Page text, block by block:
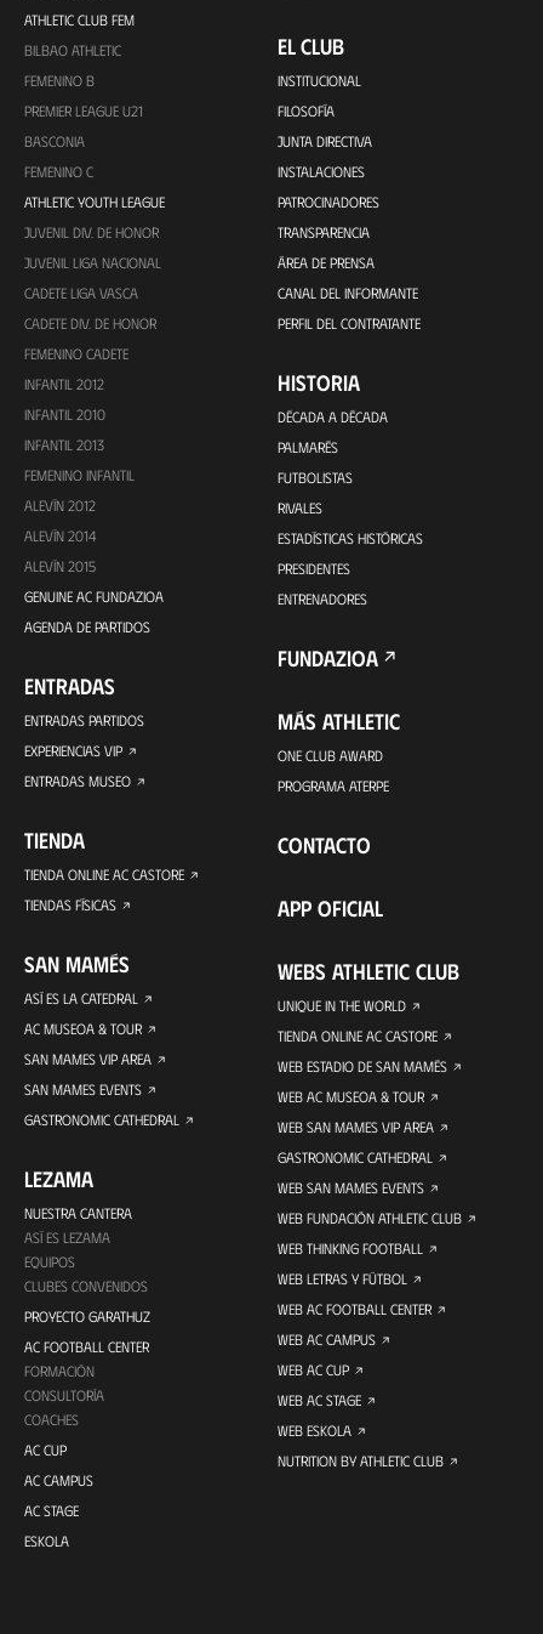
ATHLETIC CLUB FEM
BILBAO ATHLETIC
FEMENINO B
PREMIER LEAGUE U21
BASCONIA
FEMENINO C
ATHLETIC YOUTH LEAGUE
JUVENIL DIV. DE HONOR
JUVENIL LIGA NACIONAL
CADETE LIGA VASCA
CADETE DIV. DE HONOR
FEMENINO CADETE
INFANTIL 2012
INFANTIL 2010
INFANTIL 2013
FEMENINO INFANTIL
ALEVÍN 2012
ALEVÍN 2014
ALEVÍN 2015
GENUINE AC FUNDAZIOA
AGENDA DE PARTIDOS
ENTRADAS
ENTRADAS PARTIDOS
EXPERIENCIAS VIP
ENTRADAS MUSEO
TIENDA
TIENDA ONLINE AC CASTORE
TIENDAS FÍSICAS
SAN MAMÉS
ASÍ ES LA CATEDRAL
AC MUSEOA & TOUR
SAN MAMES VIP AREA
SAN MAMES EVENTS
GASTRONOMIC CATHEDRAL
LEZAMA
NUESTRA CANTERA
ASÍ ES LEZAMA
EQUIPOS
CLUBES CONVENIDOS
PROYECTO GARATHUZ
AC FOOTBALL CENTER
FORMACIÓN
CONSULTORÍA
COACHES
AC CUP
AC CAMPUS
AC STAGE
ESKOLA
EL CLUB
INSTITUCIONAL
FILOSOFÍA
JUNTA DIRECTIVA
INSTALACIONES
PATROCINADORES
TRANSPARENCIA
ÁREA DE PRENSA
CANAL DEL INFORMANTE
PERFIL DEL CONTRATANTE
HISTORIA
DÉCADA A DÉCADA
PALMARÉS
FUTBOLISTAS
RIVALES
ESTADÍSTICAS HISTÓRICAS
PRESIDENTES
ENTRENADORES
FUNDAZIOA
MÁS ATHLETIC
ONE CLUB AWARD
PROGRAMA ATERPE
CONTACTO
APP OFICIAL
WEBS ATHLETIC CLUB
UNIQUE IN THE WORLD
TIENDA ONLINE AC CASTORE
WEB ESTADIO DE SAN MAMÉS
WEB AC MUSEOA & TOUR
WEB SAN MAMES VIP AREA
GASTRONOMIC CATHEDRAL
WEB SAN MAMES EVENTS
WEB FUNDACIÓN ATHLETIC CLUB
WEB THINKING FOOTBALL
WEB LETRAS Y FÚTBOL
WEB AC FOOTBALL CENTER
WEB AC CAMPUS
WEB AC CUP
WEB AC STAGE
WEB ESKOLA
NUTRITION BY ATHLETIC CLUB